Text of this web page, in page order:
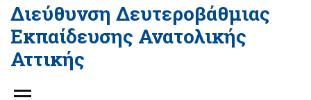
Διεύθυνση Δευτεροβάθμιας
Εκπαίδευσης Ανατολικής
Αττικής